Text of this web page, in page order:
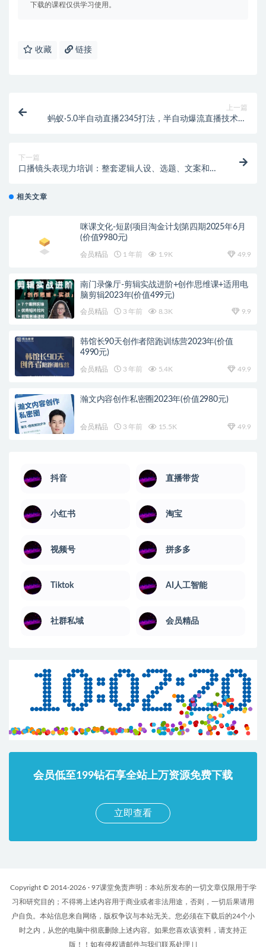
下载的课程仅供学习使用。
收藏 链接
上一篇
蚂蚁·5.0半自动直播2345打法，半自动爆流直播技术+5
下一篇
口播镜头表现力培训：整套逻辑人设、选题、文案和表
相关文章
咪课文化-短剧项目淘金计划第四期2025年6月
(价值9980元)
会员精品 1 年前 1.9K 49.9
南门录像厅-剪辑实战进阶+创作思维课+适用电
脑剪辑2023年(价值499元)
会员精品 3 年前 8.3K 9.9
韩馆长90天创作者陪跑训练营2023年(价值
4990元)
会员精品 3 年前 5.4K 49.9
瀚文内容创作私密圈2023年(价值2980元)
会员精品 3 年前 15.5K 49.9
抖音 直播带货
小红书 淘宝
视频号 拼多多
Tiktok AI人工智能
社群私域 会员精品
会员低至199钻石享全站上万资源免费下载
立即查看
Copyright © 2014-2026 · 97课堂免责声明：本站所发布的一切文章仅限用于学
习和研究目的；不得将上述内容用于商业或者非法用途，否则，一切后果请用
户自负。本站信息来自网络，版权争议与本站无关。您必须在下载后的24个小
时之内，从您的电脑中彻底删除上述内容。如果您喜欢该资料，请支持正
版！！如有侵权请邮件与我们联系处理